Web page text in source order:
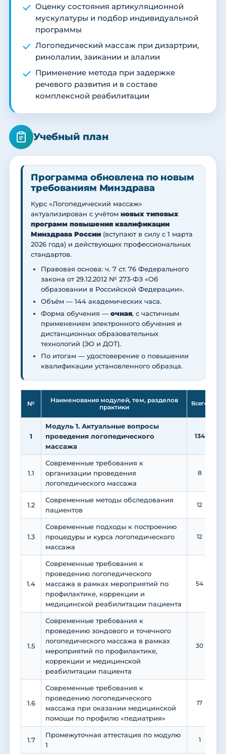
Оценку состояния артикуляционной
мускулатуры и подбор индивидуальной
программы
Логопедический массаж при дизартрии,
ринолалии, заикании и алалии
Применение метода при задержке
речевого развития и в составе
комплексной реабилитации
Учебный план
Программа обновлена по новым
требованиям Минздрава
Курс «Логопедический массаж»
актуализирован с учётом новых типовых
программ повышения квалификации
Минздрава России (вступают в силу с 1 марта
2026 года) и действующих профессиональных
стандартов.
Правовая основа: ч. 7 ст. 76 Федерального
закона от 29.12.2012 № 273-ФЗ «Об
образовании в Российской Федерации».
Объём — 144 академических часа.
Форма обучения — очная, с частичным
применением электронного обучения и
дистанционных образовательных
технологий (ЭО и ДОТ).
По итогам — удостоверение о повышении
квалификации установленного образца.
№
Наименования модулей, тем, разделов
практики
Всего
1
Модуль 1. Актуальные вопросы
проведения логопедического
массажа
134
1.1
Современные требования к
организации проведения
логопедического массажа
8
1.2
Современные методы обследования
пациентов
12
1.3
Современные подходы к построению
процедуры и курса логопедического
массажа
12
1.4
Современные требования к
проведению логопедического
массажа в рамках мероприятий по
профилактике, коррекции и
медицинской реабилитации пациента
54
1.5
Современные требования к
проведению зондового и точечного
логопедического массажа в рамках
мероприятий по профилактике,
коррекции и медицинской
реабилитации пациента
30
1.6
Современные требования к
проведению логопедического
массажа при оказании медицинской
помощи по профилю «педиатрия»
17
1.7
Промежуточная аттестация по модулю
1
1